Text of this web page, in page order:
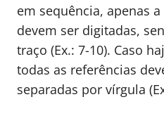
em sequência, apenas
devem ser digitadas,
traço (Ex.: 7-10). Caso
todas as referências
separadas por vírgula